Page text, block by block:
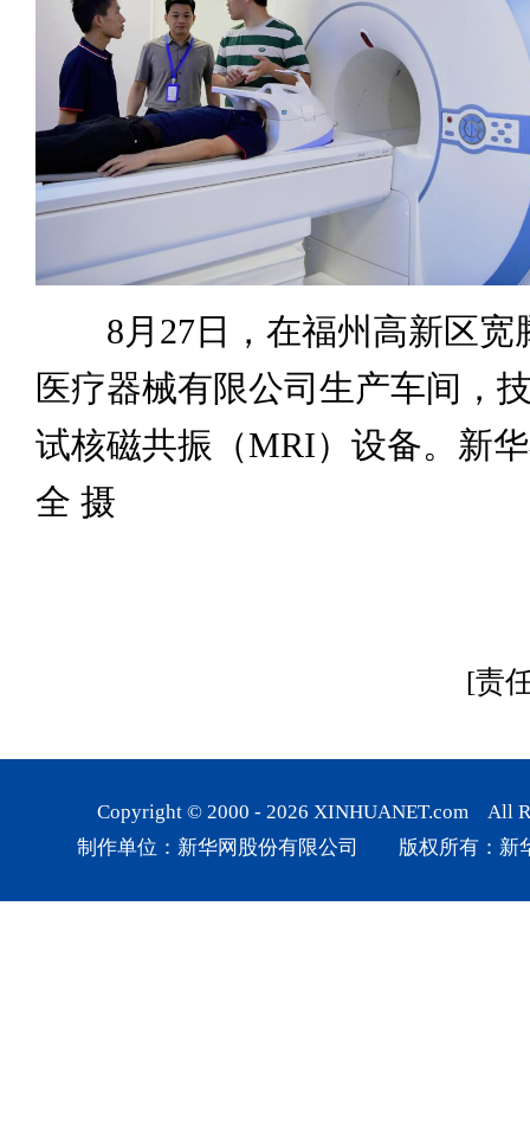
8月27日，在福州高新区宽
医疗器械有限公司生产车间，
试核磁共振（MRI）设备。新
全 摄
[责
Copyright © 2000 - 2026 XINHUANET.com All
制作单位：新华网股份有限公司 版权所有：新